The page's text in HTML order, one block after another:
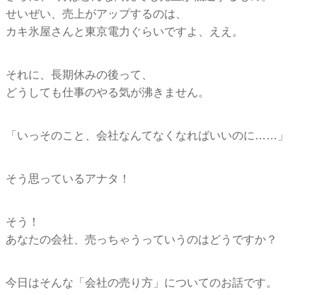
せいぜい、売上がアップするのは、
カキ氷屋さんと東京電力ぐらいですよ、ええ。
それに、長期休みの後って、
どうしても仕事のやる気が沸きません。
「いっそのこと、会社なんてなくなればいいのに……」
そう思っているアナタ！
そう！
あなたの会社、売っちゃうっていうのはどうですか？
今日はそんな「会社の売り方」についてのお話です。